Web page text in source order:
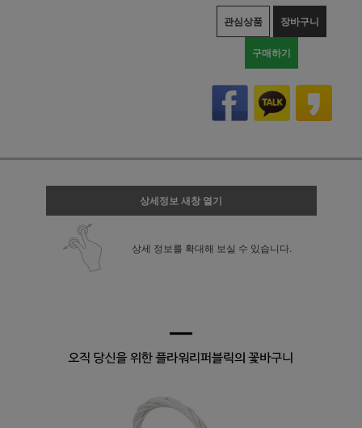
관심상품 장바구니
구매하기
상세정보 새창 열기
상세 정보를 확대해 보실 수 있습니다.